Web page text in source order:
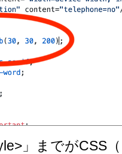
」までがCSS